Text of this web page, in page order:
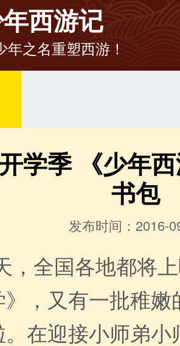
西游记
年之名重塑西游！
学季 《少年
书包
发布时间：2016-
全国各地都将上
》，又有一批稚
。在迎接小师弟